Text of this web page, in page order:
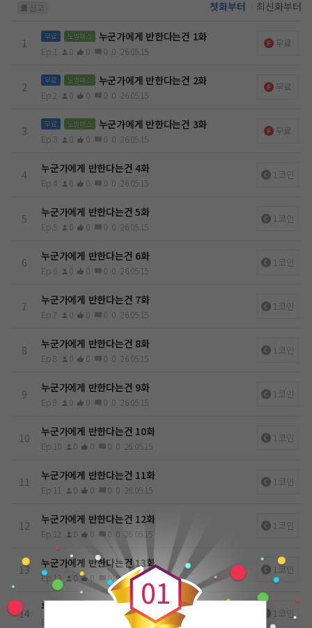
신고 첫화부터 최신화부터
1
무료 노벨패스 누군가에게 반한다는건 1화
Ep.1 0 0 0 0 26.05.15
무료
2
무료 노벨패스 누군가에게 반한다는건 2화
Ep.2 0 0 0 0 26.05.15
무료
3
무료 노벨패스 누군가에게 반한다는건 3화
Ep.3 0 0 0 0 26.05.15
무료
4 누군가에게 반한다는건 4화
Ep.4 0 0 0 0 26.05.15
1코인
5 누군가에게 반한다는건 5화
Ep.5 0 0 0 0 26.05.15
1코인
6 누군가에게 반한다는건 6화
Ep.6 0 0 0 0 26.05.15
1코인
7 누군가에게 반한다는건 7화
Ep.7 0 0 0 0 26.05.15
1코인
8 누군가에게 반한다는건 8화
Ep.8 0 0 0 0 26.05.15
1코인
9 누군가에게 반한다는건 9화
Ep.9 0 0 0 0 26.05.15
1코인
10 누군가에게 반한다는건 10화
Ep.10 0 0 0 0 26.05.15
1코인
11 누군가에게 반한다는건 11화
Ep.11 0 0 0 0 26.05.15
1코인
12 누군가에게 반한다는건 12화
Ep.12 0 0 0 0 26.05.15
1코인
13 누군가에게 반한다는건 13화
Ep.13 0 0 0 0 26.05.15
1코인
14 누군가에게 반한다는건 14화
Ep.14 26.05.15
1코인
0
0
1